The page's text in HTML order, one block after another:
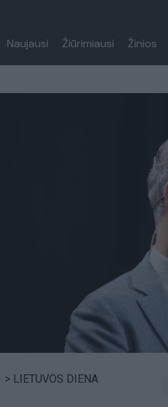
Naujausi Žiūrimiausi Žinios
> LIETUVOS DIENA